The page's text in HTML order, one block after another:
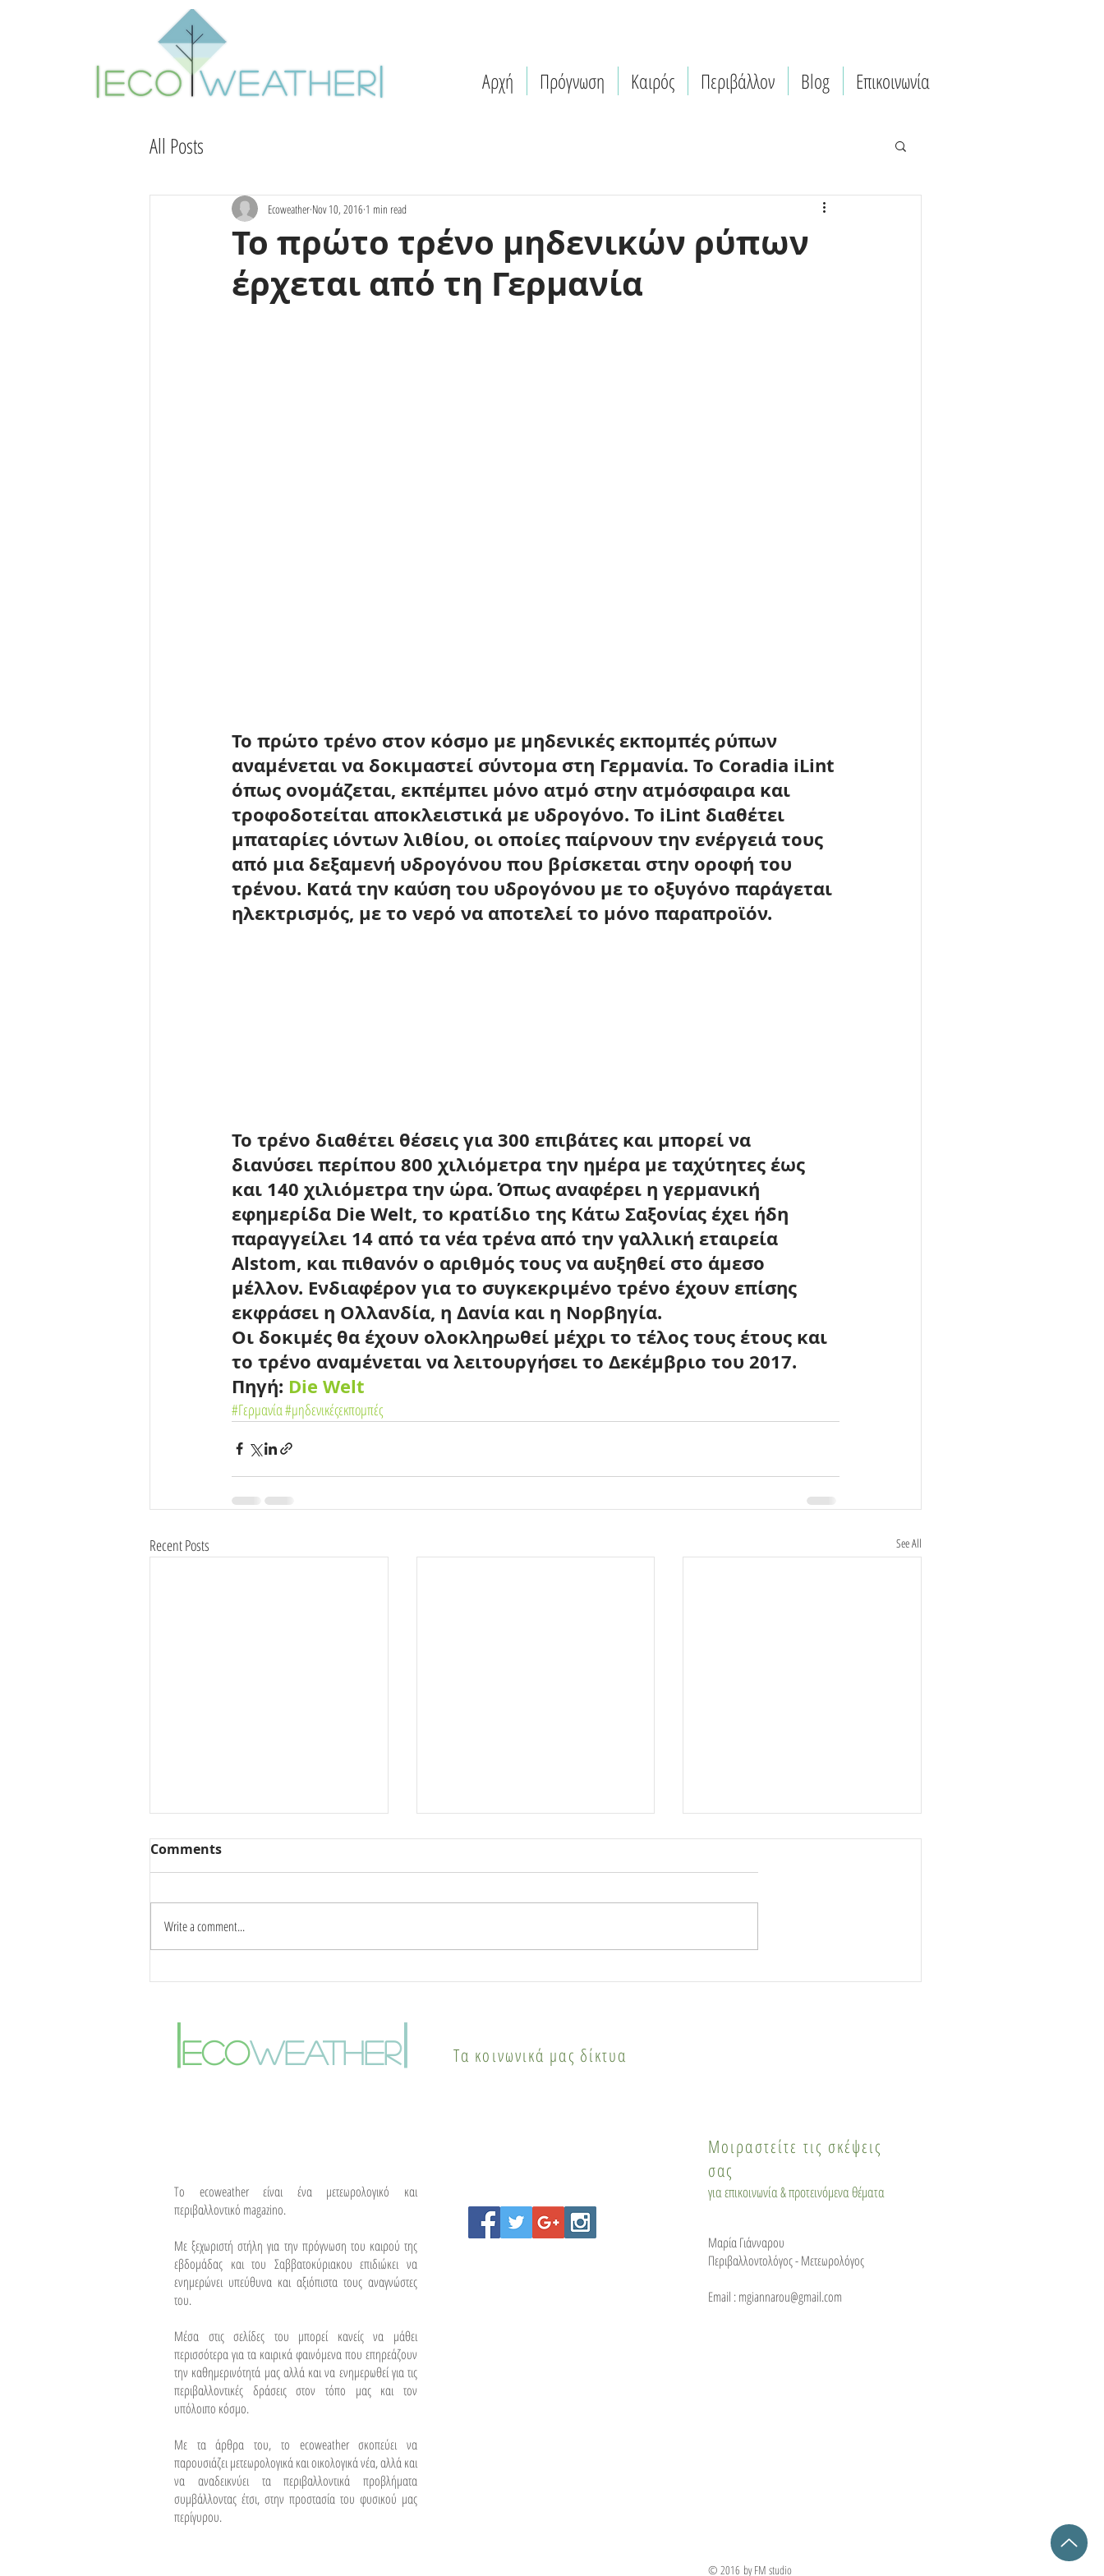
Αρχή Πρόγνωση Καιρός Περιβάλλον Blog Επικοινωνία
All Posts
Το πρώτο τρένο μηδενικών ρύπων
έρχεται από τη Γερμανία
Ecoweather Nov 10, 2016 1 min read
Το πρώτο τρένο στον κόσμο με μηδενικές εκπομπές ρύπων
αναμένεται να δοκιμαστεί σύντομα στη Γερμανία. Το Coradia iLint
όπως ονομάζεται, εκπέμπει μόνο ατμό στην ατμόσφαιρα και
τροφοδοτείται αποκλειστικά με υδρογόνο. Το iLint διαθέτει
μπαταρίες ιόντων λιθίου, οι οποίες παίρνουν την ενέργειά τους
από μια δεξαμενή υδρογόνου που βρίσκεται στην οροφή του
τρένου. Κατά την καύση του υδρογόνου με το οξυγόνο παράγεται
ηλεκτρισμός, με το νερό να αποτελεί το μόνο παραπροϊόν.
Το τρένο διαθέτει θέσεις για 300 επιβάτες και μπορεί να
διανύσει περίπου 800 χιλιόμετρα την ημέρα με ταχύτητες έως
και 140 χιλιόμετρα την ώρα. Όπως αναφέρει η γερμανική
εφημερίδα Die Welt, το κρατίδιο της Κάτω Σαξονίας έχει ήδη
παραγγείλει 14 από τα νέα τρένα από την γαλλική εταιρεία
Alstom, και πιθανόν ο αριθμός τους να αυξηθεί στο άμεσο
μέλλον. Ενδιαφέρον για το συγκεκριμένο τρένο έχουν επίσης
εκφράσει η Ολλανδία, η Δανία και η Νορβηγία.
Οι δοκιμές θα έχουν ολοκληρωθεί μέχρι το τέλος τους έτους και
το τρένο αναμένεται να λειτουργήσει το Δεκέμβριο του 2017.
Πηγή: Die Welt
#Γερμανία#μηδενικέςεκπομπές
Recent Posts See All
Καύσωνας δύο ημερών:
Πότε αλλάζει το σκηνικό
του καιρού
Γιατί οι πόλεις «βράζουν»
λύσεις
Χάλκη: Δημιουργία,
Comments
Write a comment...
ecoweather| Τα κοινωνικά μας δίκτυα
To ecoweather είναι ένα μετεωρολογικό και
περιβαλλοντικό magazino.
Με ξεχωριστή στήλη για την πρόγνωση του καιρού της
εβδομάδας και του Σαββατοκύριακου επιδιώκει να
ενημερώνει υπεύθυνα και αξιόπιστα τους αναγνώστες
του.
Μέσα στις σελίδες του μπορεί κανείς να μάθει
περισσότερα για τα καιρικά φαινόμενα που επηρεάζουν
την καθημερινότητά μας αλλά και να ενημερωθεί για τις
περιβαλλοντικές δράσεις στον τόπο μας και τον
υπόλοιπο κόσμο.
Με τα άρθρα του, το ecoweather σκοπεύει να
παρουσιάζει μετεωρολογικά και οικολογικά νέα, αλλά και
να αναδεικνύει τα περιβαλλοντικά προβλήματα
συμβάλλοντας έτσι, στην προστασία του φυσικού μας
περίγυρου.
Μοιραστείτε τις σκέψεις
σας
για επικοινωνία & προτεινόμενα θέματα
Μαρία Γιάνναρου
Περιβαλλοντολόγος - Μετεωρολόγος
Email :mgiannarou@gmail.com
© 2016 by FM studio